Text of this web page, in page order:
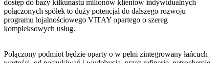
dostęp do bazy kilkunastu milionów klientów indywidualnych
połączonych spółek to duży potencjał do dalszego rozwoju
programu lojalnościowego VITAY opartego o szereg
kompleksowych usług.
Połączony podmiot będzie oparty o w pełni zintegrowany łańcuch